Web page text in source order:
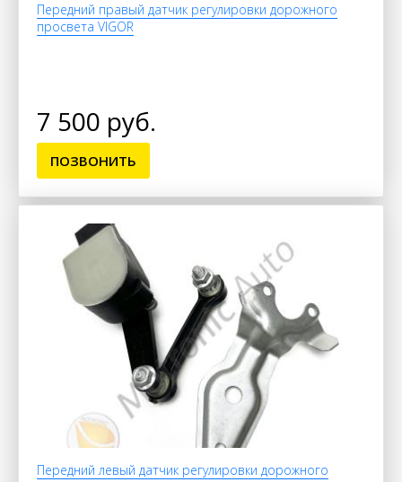
Передний правый датчик регулировки дорожного
просвета VIGOR
7 500 руб.
ПОЗВОНИТЬ
Передний левый датчик регулировки дорожного